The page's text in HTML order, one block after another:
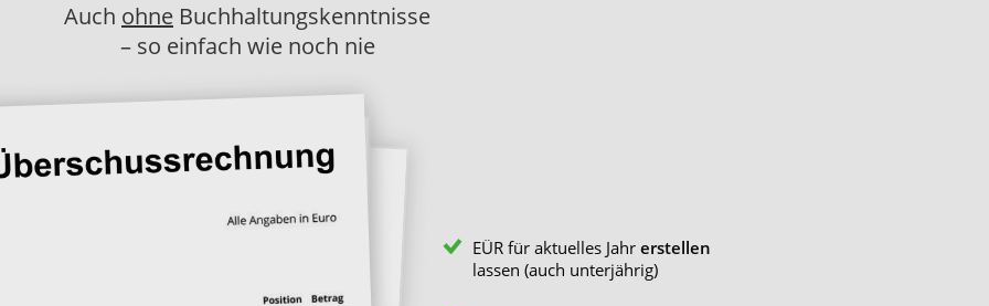
Auch ohne Buchhaltungskenntnisse
– so einfach wie noch nie
EÜR für aktuelles Jahr erstellen
lassen (auch unterjährig)